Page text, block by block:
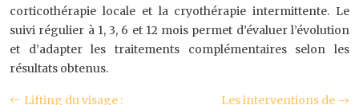
corticothérapie locale et la cryothérapie intermittente. Le
suivi régulier à 1, 3, 6 et 12 mois permet d’évaluer l’évolution
et d’adapter les traitements complémentaires selon les
résultats obtenus.
Lifting du visage :
Les interventions de